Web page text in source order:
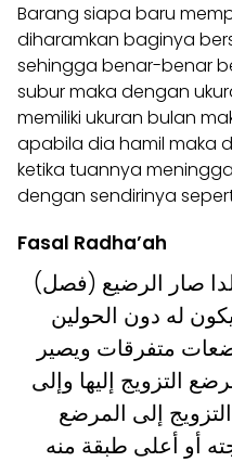
Barang siapa baru
diharamkan baginya
sehingga benar-benar
subur maka dengan
memiliki ukuran bulan
apabila dia hamil maka
ketika tuannya
dengan sendirinya
Fasal Radha’ah
(فصل) وإذا أرضعت المرأة بلبنها ولدا صار الرضيع
له دون الحولين
متفرقات ويصير
التزويج إليها وإلى
إلى المرضع